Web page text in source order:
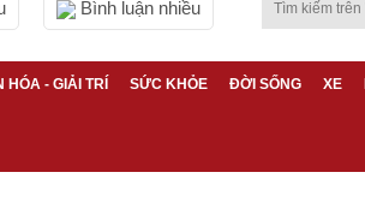
Bình luận nhiều
HÓA - GIẢI TRÍ SỨC KHỎE ĐỜI SỐNG XE